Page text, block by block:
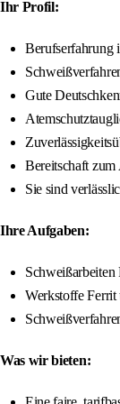
Ihr Profil:
Berufserfahrung
Gute
Bereitschaft zum
Sie sind
Ihre Aufgaben:
Werkstoffe Ferrit
Was wir bieten: